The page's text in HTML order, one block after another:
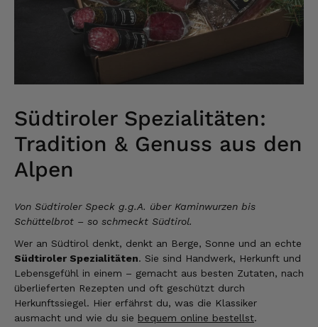
Südtiroler Spezialitäten:
Tradition & Genuss aus den
Alpen
Von Südtiroler Speck g.g.A. über Kaminwurzen bis
Schüttelbrot – so schmeckt Südtirol.
Wer an Südtirol denkt, denkt an Berge, Sonne und an echte
Südtiroler Spezialitäten. Sie sind Handwerk, Herkunft und
Lebensgefühl in einem – gemacht aus besten Zutaten, nach
überlieferten Rezepten und oft geschützt durch
Herkunftssiegel. Hier erfährst du, was die Klassiker
ausmacht und wie du sie bequem online bestellst.